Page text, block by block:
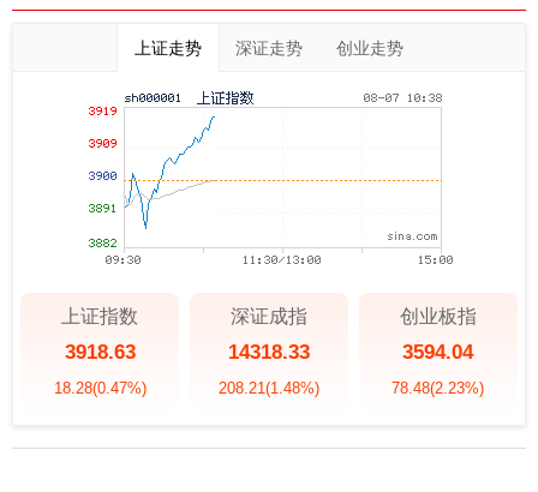
上证走势 深证走势 创业走势
上证指数
3918.63
18.28(0.47%)
深证成指
14318.33
208.21(1.48%)
创业板指
3594.04
78.48(2.23%)